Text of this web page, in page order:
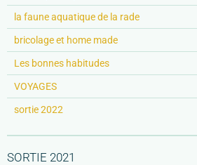
la faune aquatique de la rade
bricolage et home made
Les bonnes habitudes
VOYAGES
sortie 2022
SORTIE 2021